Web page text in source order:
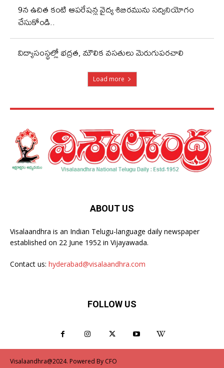
9న ఉచిత కంటి ఆపరేషన్ల వైద్య శిబిరమును సద్వినియోగం
చేసుకోండి..
విద్యాసంస్థల్లో భద్రత, మౌలిక వసతులు మెరుగుపరచాలి
Load more
ABOUT US
Visalaandhra is an Indian Telugu-language daily newspaper
established on 22 June 1952 in Vijayawada.
Contact us: hyderabad@visalaandhra.com
FOLLOW US
Visalaandhra@2024. Powered By CFO